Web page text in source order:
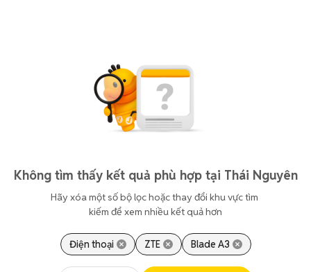
Không tìm thấy kết quả phù hợp tại Thái Nguyên
Hãy xóa một số bộ lọc hoặc thay đổi khu vực tìm
kiếm để xem nhiều kết quả hơn
Điện thoại ZTE Blade A3